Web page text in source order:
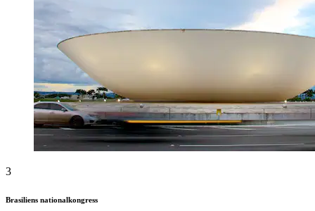
3
Brasiliens nationalkongress